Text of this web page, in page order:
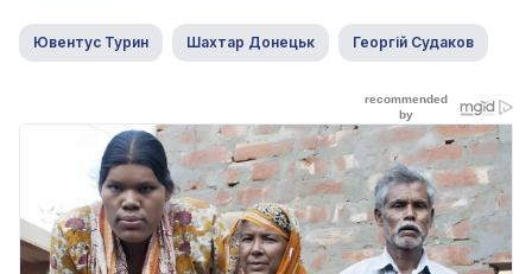
Ювентус Турин Шахтар Донецьк Георгій Судаков